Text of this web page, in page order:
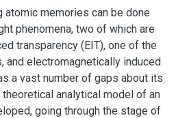
memories can be done
phenomena, two of which are
transparency (EIT), one of the
and electromagnetically induced
a vast number of gaps about its
analytical model of an
going through the stage of